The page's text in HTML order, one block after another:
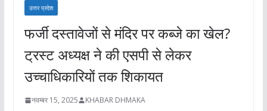
उत्तर प्रदेश
फर्जी दस्तावेजों से मंदिर पर कब्जे का खेल?
ट्रस्ट अध्यक्ष ने की एसपी से लेकर
उच्चाधिकारियों तक शिकायत
नवम्बर 15, 2025 KHABAR DHMAKA